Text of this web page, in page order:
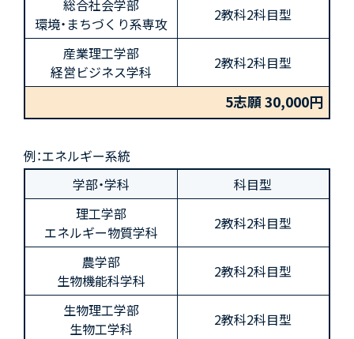
総合社会学部
環境・まちづくり系専攻
2教科2科目型
産業理工学部
経営ビジネス学科
2教科2科目型
5志願 30,000円
例：エネルギー系統
学部・学科
科目型
理工学部
エネルギー物質学科
2教科2科目型
農学部
生物機能科学科
2教科2科目型
生物理工学部
生物工学科
2教科2科目型